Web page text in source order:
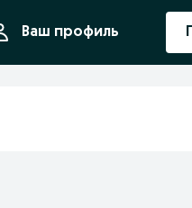
Ваш профиль